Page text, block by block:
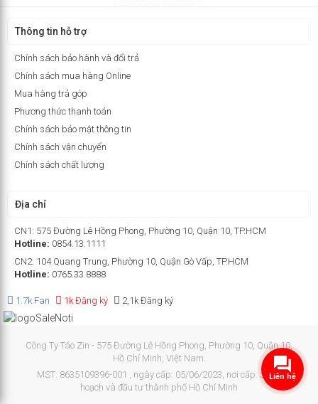
Thông tin hỗ trợ
Chính sách bảo hành và đổi trả
Chính sách mua hàng Online
Mua hàng trả góp
Phương thức thanh toán
Chính sách bảo mật thông tin
Chính sách vận chuyển
Chính sách chất lượng
Địa chỉ
CN1: 575 Đường Lê Hồng Phong, Phường 10, Quận 10, TP.HCM
Hotline: 0854.13.1111
CN2: 104 Quang Trung, Phường 10, Quận Gò Vấp, TP.HCM
Hotline: 0765.33.8888
1.7k Fan 1k Đăng ký 2,1k Đăng ký
Công Ty Táo Zin - 575 Đường Lê Hồng Phong, Phường 10, Quận 10,
Hồ Chí Minh, Việt Nam.
MST: 8635109396-001 , ngày cấp: 05/06/2023, nơi cấp: Sở kế
hoạch và đầu tư thành phố Hồ Chí Minh
Liên hệ